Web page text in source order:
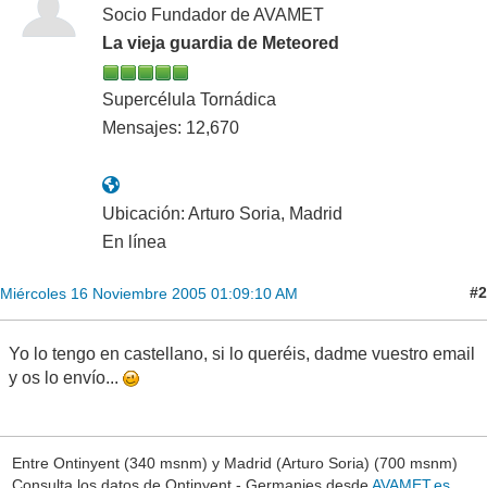
Socio Fundador de AVAMET
La vieja guardia de Meteored
Supercélula Tornádica
Mensajes: 12,670
Ubicación: Arturo Soria, Madrid
En línea
Miércoles 16 Noviembre 2005 01:09:10 AM #2
Yo lo tengo en castellano, si lo queréis, dadme vuestro email
y os lo envío...
Entre Ontinyent (340 msnm) y Madrid (Arturo Soria) (700 msnm)